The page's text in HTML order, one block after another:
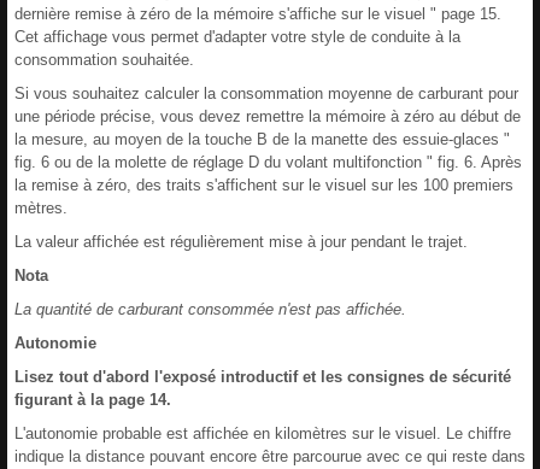
dernière remise à zéro de la mémoire s'affiche sur le visuel " page 15.
Cet affichage vous permet d'adapter votre style de conduite à la
consommation souhaitée.
Si vous souhaitez calculer la consommation moyenne de carburant pour
une période précise, vous devez remettre la mémoire à zéro au début de
la mesure, au moyen de la touche B de la manette des essuie-glaces "
fig. 6 ou de la molette de réglage D du volant multifonction " fig. 6. Après
la remise à zéro, des traits s'affichent sur le visuel sur les 100 premiers
mètres.
La valeur affichée est régulièrement mise à jour pendant le trajet.
Nota
La quantité de carburant consommée n'est pas affichée.
Autonomie
Lisez tout d'abord l'exposé introductif et les consignes de sécurité
figurant à la page 14.
L'autonomie probable est affichée en kilomètres sur le visuel. Le chiffre
indique la distance pouvant encore être parcourue avec ce qui reste dans